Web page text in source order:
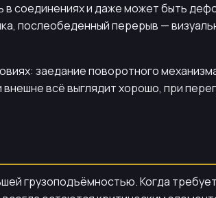
в соединениях и даже может быть
послеобеденный перерыв —
заедание поворотного
всё выглядит хорошо, при
грузоподъёмностью. Когда